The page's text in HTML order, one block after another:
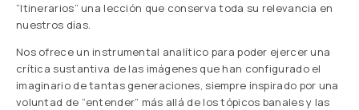
“Itinerarios” una lección que conserva toda su relevancia en
nuestros días.
Nos ofrece un instrumental analítico para poder ejercer una
crítica sustantiva de las imágenes que han configurado el
imaginario de tantas generaciones, siempre inspirado por una
voluntad de “entender” más allá de los tópicos banales y las